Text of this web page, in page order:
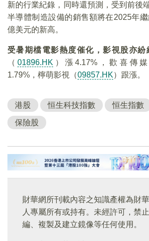
新的行業紀錄，同時還預測，受到前後
半導體制造設備的銷售額將在2025年
億美元的新高。
受暑期檔電影熱度催化，影視股亦紛
（01896.HK ）漲4.17%，歡喜傳媒
1.79%，檸萌影視（09857.HK）跟漲。
港股 恒生科技指數 恒生指數
保險股
財華網所刊載內容之知識產權為財
人專屬所有或持有。未經許可，禁
編、複製及建立鏡像等任何使用。